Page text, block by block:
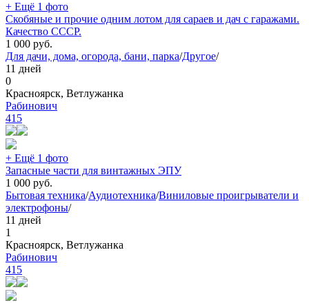
+ Ещё 1 фото
Скобяные и прочие одним лотом для сараев и дач с гаражами.
Качество СССР.
1 000 руб.
Для дачи, дома, огорода, бани, парка/Другое/
11 дней
0
Красноярск, Ветлужанка
Рабинович
415
+ Ещё 1 фото
Запасные части для винтажных ЭПУ
1 000 руб.
Бытовая техника/Аудиотехника/Виниловые проигрыватели и
электрофоны/
11 дней
1
Красноярск, Ветлужанка
Рабинович
415